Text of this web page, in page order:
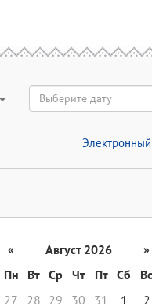
« Август 2026
»
Пн
Вт Ср Чт Пт Сб
Вс
27
28 29 30 31 1
2